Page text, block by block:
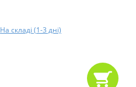
На складі (1-3 дні)